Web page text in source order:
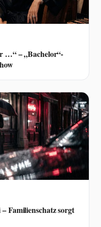
…“ – „Bachelor“-
Familienschatz sorgt